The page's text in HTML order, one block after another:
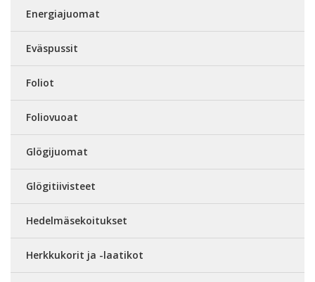
Energiajuomat
Eväspussit
Foliot
Foliovuoat
Glögijuomat
Glögitiivisteet
Hedelmäsekoitukset
Herkkukorit ja -laatikot